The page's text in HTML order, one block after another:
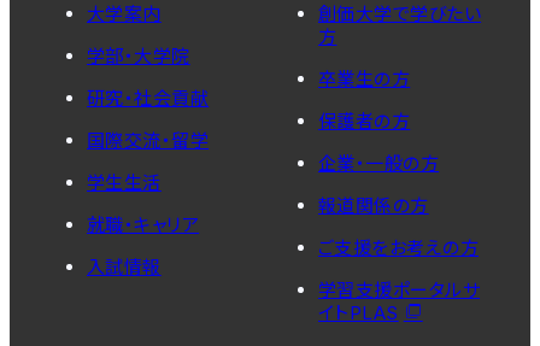
大学案内
学部・大学院
研究・社会貢献
国際交流・留学
学生生活
就職・キャリア
入試情報
創価大学で学びたい
方
卒業生の方
保護者の方
企業・一般の方
報道関係の方
ご支援をお考えの方
学習支援ポータルサ
イトPLAS